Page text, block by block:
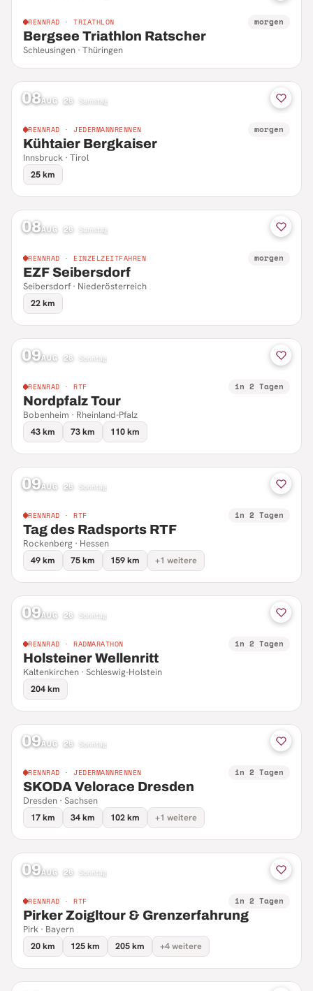
RENNRAD · TRIATHLON morgen
Bergsee Triathlon Ratscher
Schleusingen · Thüringen
08AUG 26 Samstag
RENNRAD · JEDERMANNRENNEN morgen
Kühtaier Bergkaiser
Innsbruck · Tirol
25 km
08AUG 26 Samstag
RENNRAD · EINZELZEITFAHREN morgen
EZF Seibersdorf
Seibersdorf · Niederösterreich
22 km
09AUG 26 Sonntag
RENNRAD · RTF in 2 Tagen
Nordpfalz Tour
Bobenheim · Rheinland-Pfalz
43 km
73 km 110 km
09AUG 26 Sonntag
RENNRAD · RTF in 2 Tagen
Tag des Radsports RTF
Rockenberg · Hessen
49 km
75 km 159 km +1 weitere
09AUG 26 Sonntag
RENNRAD · RADMARATHON in 2 Tagen
Holsteiner Wellenritt
Kaltenkirchen · Schleswig-Holstein
204 km
09AUG 26 Sonntag
RENNRAD · JEDERMANNRENNEN in 2 Tagen
SKODA Velorace Dresden
Dresden · Sachsen
17 km
34 km 102 km +1 weitere
09AUG 26 Sonntag
RENNRAD · RTF in 2 Tagen
Pirker Zoigltour & Grenzerfahrung
Pirk · Bayern
20 km
125 km 205 km +4 weitere